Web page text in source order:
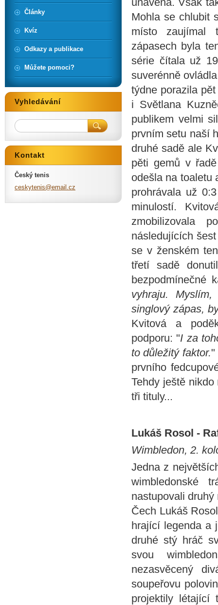
Mohla se chlubit
místo zaujímal
zápasech byla
série čítala už
suverénně
týdne porazila
i Světlana
publikem velmi
prvním setu naší
druhé sadě ale
pěti gemů v
odešla na toaletu
prohrávala už
minulostí.
zmobilizovala
následujících
se v ženském
třetí sadě
bezpodmínečné
vyhraju.
singlový zápas,
Kvitová a
podporu: "I za
to důležitý faktor."
prvního
Tehdy ještě
tři tituly...
Lukáš Rosol -
Wimbledon, 2.
Jedna z
wimbledonské
nastupovali
Čech Lukáš
hrající legenda a
druhé stý hráč
svou
nezasvěcený
soupeřovu
projektily létající
Články
Kvíz
Odkazy a publikace
Můžete pomoci?
Vyhledávání
Kontakt
Český tenis
ceskytenis@email .cz